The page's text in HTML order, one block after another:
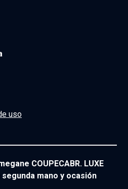
uso
COUPECABR. LUXE
segunda mano y ocasión